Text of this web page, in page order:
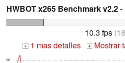
HWBOT x265 Benchmark v2.2-
10.3 fps
+ 1 mas detalles + Mostrar
20